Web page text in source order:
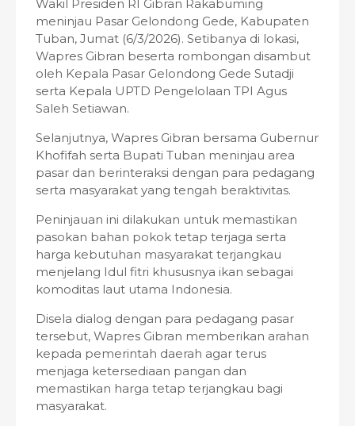
Wakil Presiden RI Gibran Rakabuming
meninjau Pasar Gelondong Gede, Kabupaten
Tuban, Jumat (6/3/2026). Setibanya di lokasi,
Wapres Gibran beserta rombongan disambut
oleh Kepala Pasar Gelondong Gede Sutadji
serta Kepala UPTD Pengelolaan TPI Agus
Saleh Setiawan.
Selanjutnya, Wapres Gibran bersama Gubernur
Khofifah serta Bupati Tuban meninjau area
pasar dan berinteraksi dengan para pedagang
serta masyarakat yang tengah beraktivitas.
Peninjauan ini dilakukan untuk memastikan
pasokan bahan pokok tetap terjaga serta
harga kebutuhan masyarakat terjangkau
menjelang Idul fitri khususnya ikan sebagai
komoditas laut utama Indonesia.
Disela dialog dengan para pedagang pasar
tersebut, Wapres Gibran memberikan arahan
kepada pemerintah daerah agar terus
menjaga ketersediaan pangan dan
memastikan harga tetap terjangkau bagi
masyarakat.